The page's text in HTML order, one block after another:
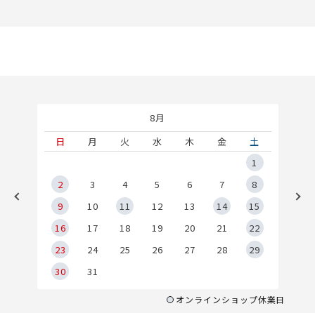
8月
日
月 火 水 木 金
土
1
2
3 4 5 6 7
8
9
10 11 12 13 14
15
16
17 18 19 20 21
22
23
24 25 26 27 28
29
30
31
オンラインショップ休業日